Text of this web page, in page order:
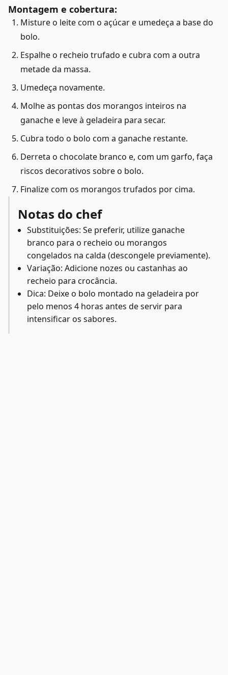
Montagem e cobertura:
Misture o leite com o açúcar e umedeça a base do
bolo.
Espalhe o recheio trufado e cubra com a outra
metade da massa.
Umedeça novamente.
Molhe as pontas dos morangos inteiros na
ganache e leve à geladeira para secar.
Cubra todo o bolo com a ganache restante.
Derreta o chocolate branco e, com um garfo, faça
riscos decorativos sobre o bolo.
Finalize com os morangos trufados por cima.
Notas do chef
Substituições: Se preferir, utilize ganache
branco para o recheio ou morangos
congelados na calda (descongele previamente).
Variação: Adicione nozes ou castanhas ao
recheio para crocância.
Dica: Deixe o bolo montado na geladeira por
pelo menos 4 horas antes de servir para
intensificar os sabores.